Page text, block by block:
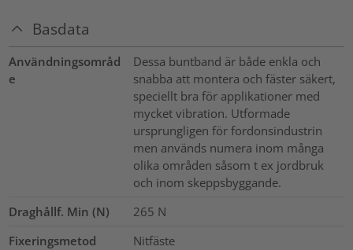
Basdata
Användningsområd
e
Dessa buntband är både enkla och
snabba att montera och fäster säkert,
speciellt bra för applikationer med
mycket vibration. Utformade
ursprungligen för fordonsindustrin
men används numera inom många
olika områden såsom t ex jordbruk
och inom skeppsbyggande.
Draghållf. Min (N)
265 N
Fixeringsmetod
Nitfäste